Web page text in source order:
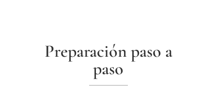
Preparación paso a
paso